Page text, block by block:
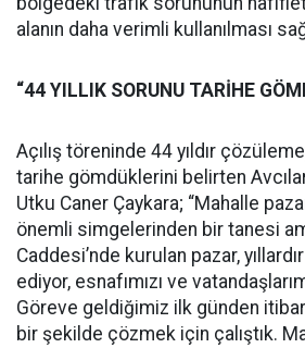
alanın daha verimli kullanılması
“44 YILLIK SORUNU TARİHE
Açılış töreninde 44 yıldır
tarihe gömdüklerini belirten
Utku Caner Çaykara; “Mahalle
önemli simgelerinden bir tanesi
Caddesi’nde kurulan pazar,
ediyor, esnafımızı ve
Göreve geldiğimiz ilk günden
bir şekilde çözmek için çalıştık.